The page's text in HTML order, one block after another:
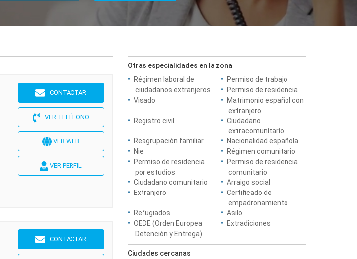
CONTACTAR
VER TELÉFONO
VER WEB
VER PERFIL
CONTACTAR
Otras especialidades en la zona
Régimen laboral de
ciudadanos extranjeros
Permiso de trabajo
Permiso de residencia
Visado
Matrimonio español con
extranjero
Registro civil
Ciudadano
extracomunitario
Reagrupación familiar
Nacionalidad española
Nie
Régimen comunitario
Permiso de residencia
por estudios
Permiso de residencia
comunitario
Ciudadano comunitario
Arraigo social
Extranjero
Certificado de
empadronamiento
Refugiados
Asilo
OEDE (Orden Europea
Detención y Entrega)
Extradiciones
Ciudades cercanas